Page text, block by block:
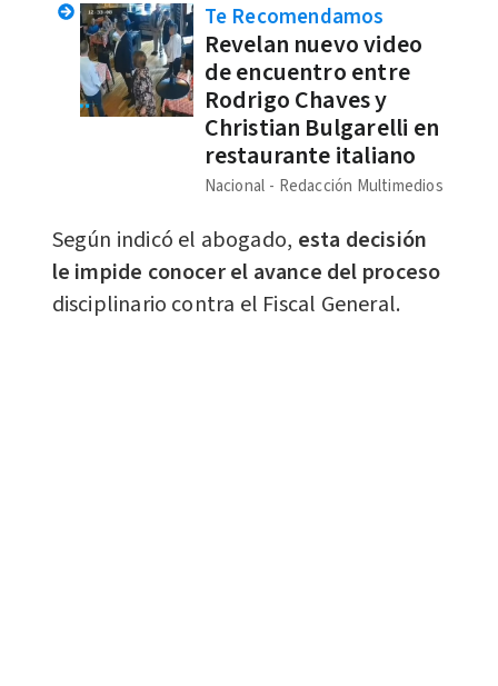
Te Recomendamos
Revelan nuevo video
de encuentro entre
Rodrigo Chaves y
Christian Bulgarelli en
restaurante italiano
Nacional Redacción Multimedios
Según indicó el abogado, esta decisión
le impide conocer el avance del proceso
disciplinario contra el Fiscal General.